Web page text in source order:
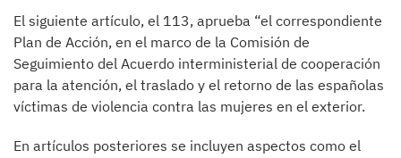
El siguiente artículo, el 113, aprueba “el correspondiente
Plan de Acción, en el marco de la Comisión de
Seguimiento del Acuerdo interministerial de cooperación
para la atención, el traslado y el retorno de las españolas
víctimas de violencia contra las mujeres en el exterior.
En artículos posteriores se incluyen aspectos como el